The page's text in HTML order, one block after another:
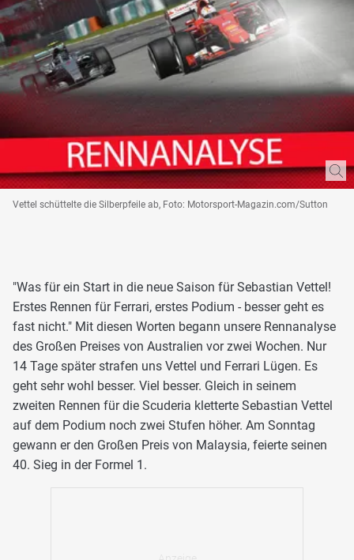
Vettel schüttelte die Silberpfeile ab, Foto: Motorsport-Magazin.com/Sutton
"Was für ein Start in die neue Saison für Sebastian Vettel!
Erstes Rennen für Ferrari, erstes Podium - besser geht es
fast nicht." Mit diesen Worten begann unsere Rennanalyse
des Großen Preises von Australien vor zwei Wochen. Nur
14 Tage später strafen uns Vettel und Ferrari Lügen. Es
geht sehr wohl besser. Viel besser. Gleich in seinem
zweiten Rennen für die Scuderia kletterte Sebastian Vettel
auf dem Podium noch zwei Stufen höher. Am Sonntag
gewann er den Großen Preis von Malaysia, feierte seinen
40. Sieg in der Formel 1.